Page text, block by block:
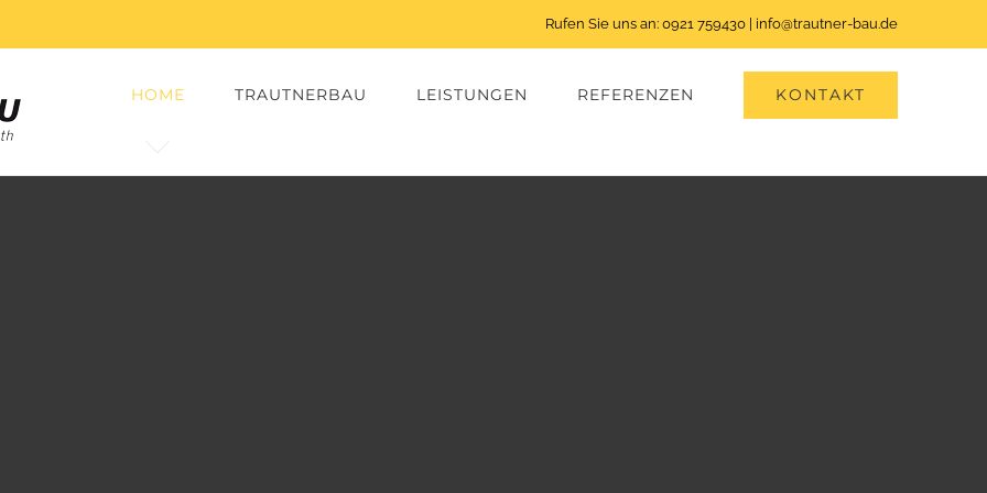
Rufen Sie uns an: 0921 759430| info@trautner-bau.de
HOME TRAUTNERBAU LEISTUNGEN REFERENZEN KONTAKT